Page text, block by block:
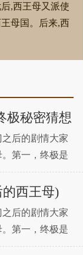
,西王母又派使
母国。后来,西
极秘密猜想
后的剧情大家
第一，终极是
顺着长白山的
西王母)
后的剧情大家
第一，终极是
顺着长白山的